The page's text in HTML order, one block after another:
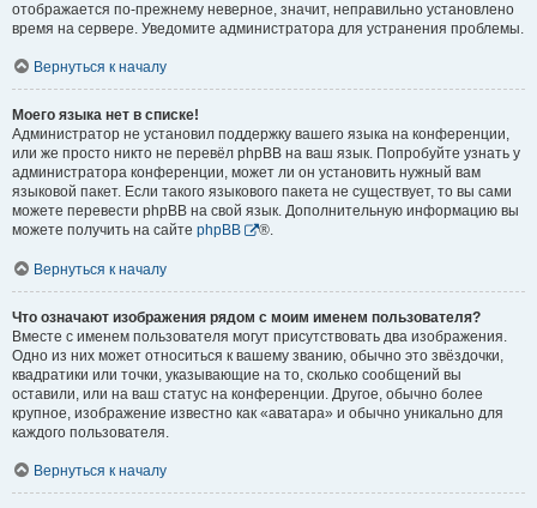
отображается по-прежнему неверное, значит, неправильно установлено
время на сервере. Уведомите администратора для устранения проблемы.
Вернуться к началу
Моего языка нет в списке!
Администратор не установил поддержку вашего языка на конференции,
или же просто никто не перевёл phpBB на ваш язык. Попробуйте узнать у
администратора конференции, может ли он установить нужный вам
языковой пакет. Если такого языкового пакета не существует, то вы сами
можете перевести phpBB на свой язык. Дополнительную информацию вы
можете получить на сайте phpBB ®.
Вернуться к началу
Что означают изображения рядом с моим именем пользователя?
Вместе с именем пользователя могут присутствовать два изображения.
Одно из них может относиться к вашему званию, обычно это звёздочки,
квадратики или точки, указывающие на то, сколько сообщений вы
оставили, или на ваш статус на конференции. Другое, обычно более
крупное, изображение известно как «аватара» и обычно уникально для
каждого пользователя.
Вернуться к началу